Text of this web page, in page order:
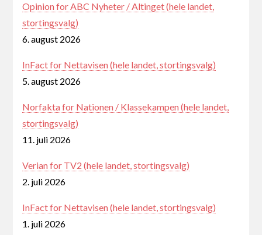
Opinion for ABC Nyheter / Altinget (hele landet,
stortingsvalg)
6. august 2026
InFact for Nettavisen (hele landet, stortingsvalg)
5. august 2026
Norfakta for Nationen / Klassekampen (hele landet,
stortingsvalg)
11. juli 2026
Verian for TV2 (hele landet, stortingsvalg)
2. juli 2026
InFact for Nettavisen (hele landet, stortingsvalg)
1. juli 2026